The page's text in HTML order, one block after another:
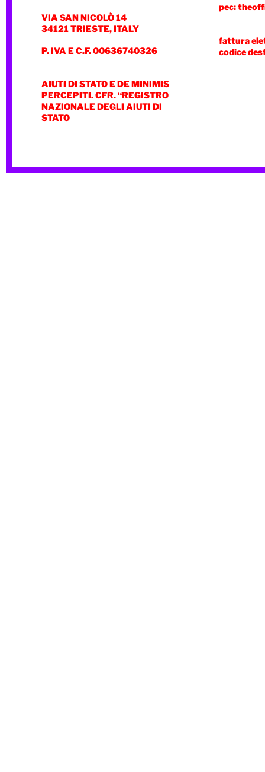
VIA SAN NICOLÒ 14
34121 TRIESTE, ITALY
P. IVA E C.F. 00636740326
AIUTI DI STATO E DE MINIMIS
PERCEPITI. CFR. “REGISTRO
NAZIONALE DEGLI AIUTI DI
STATO
pec:
fattura
codice